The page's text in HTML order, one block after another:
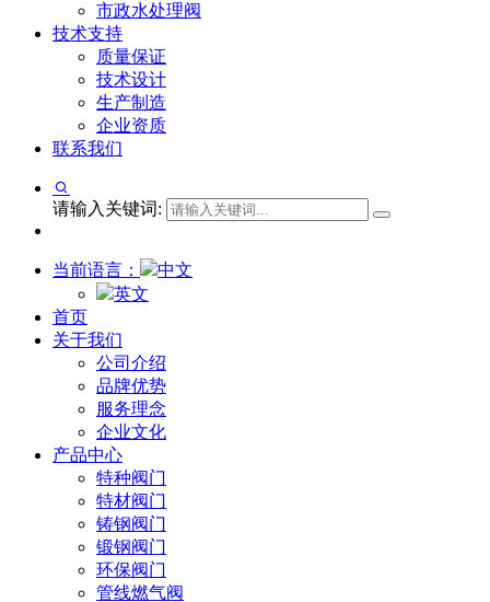
市政水处理阀
技术支持
质量保证
技术设计
生产制造
企业资质
联系我们
请输入关键词:
当前语言：
中文
英文
首页
关于我们
公司介绍
品牌优势
服务理念
企业文化
产品中心
特种阀门
特材阀门
铸钢阀门
锻钢阀门
环保阀门
管线燃气阀